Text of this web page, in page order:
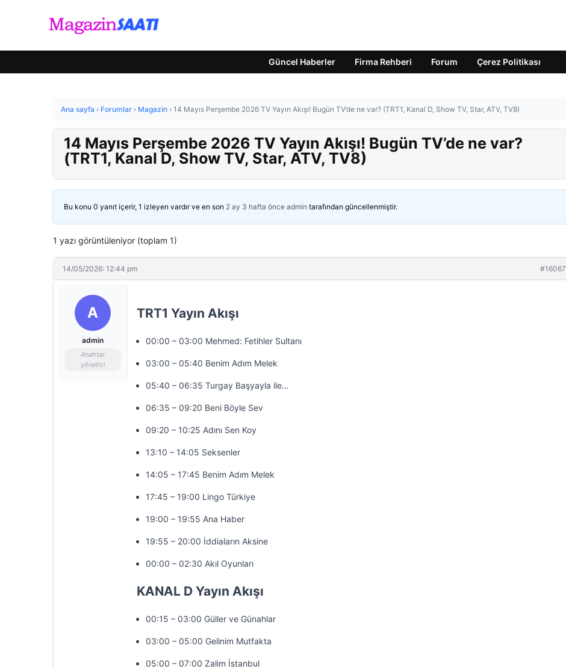
Güncel Haberler Firma Rehberi Forum Çerez Politikası
Ana sayfa › Forumlar › Magazin › 14 Mayıs Perşembe 2026 TV Yayın Akışı! Bugün TV’de ne var? (TRT1, Kanal D, Show TV, Star, ATV, TV8)
14 Mayıs Perşembe 2026 TV Yayın Akışı! Bugün TV’de ne var?
(TRT1, Kanal D, Show TV, Star, ATV, TV8)
Bu konu 0 yanıt içerir, 1 izleyen vardır ve en son 2 ay 3 hafta önce admin tarafından güncellenmiştir.
1 yazı görüntüleniyor (toplam 1)
14/05/2026: 12:44 pm #16067
A
admin
Anahtar
yönetici
TRT1 Yayın Akışı
00:00 – 03:00 Mehmed: Fetihler Sultanı
03:00 – 05:40 Benim Adım Melek
05:40 – 06:35 Turgay Başyayla ile…
06:35 – 09:20 Beni Böyle Sev
09:20 – 10:25 Adını Sen Koy
13:10 – 14:05 Seksenler
14:05 – 17:45 Benim Adım Melek
17:45 – 19:00 Lingo Türkiye
19:00 – 19:55 Ana Haber
19:55 – 20:00 İddiaların Aksine
00:00 – 02:30 Akıl Oyunları
KANAL D Yayın Akışı
00:15 – 03:00 Güller ve Günahlar
03:00 – 05:00 Gelinim Mutfakta
05:00 – 07:00 Zalim İstanbul